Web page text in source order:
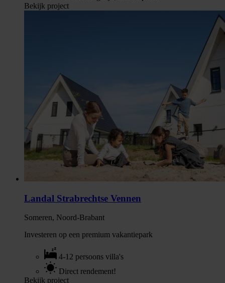
Bekijk project
Landal Strabrechtse Vennen
Someren, Noord-Brabant
Investeren op een premium vakantiepark
4-12 persoons villa's
Direct rendement!
Bekijk project